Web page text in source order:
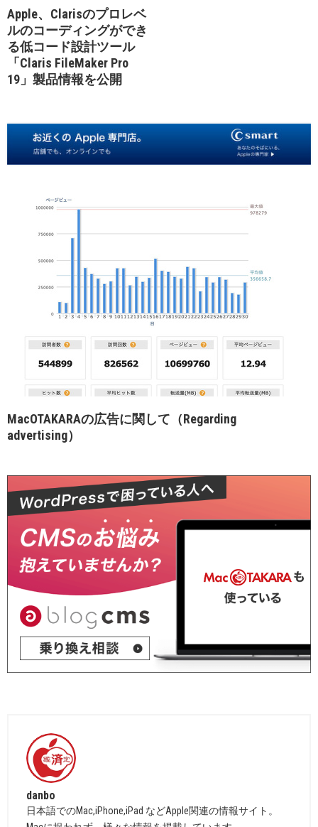
Apple、Clarisのプロレベ
ルのコーディングができ
る低コード設計ツール
「Claris FileMaker Pro
19」製品情報を公開
MacOTAKARAの広告に関して（Regarding
advertising）
danbo
日本語でのMac,iPhone,iPad などApple関連の情報サイト。